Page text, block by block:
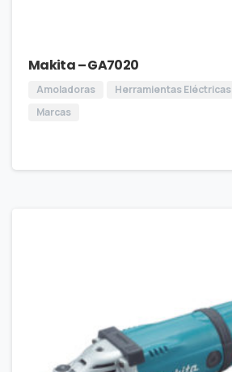
Makita – GA7020
Amoladoras Herramientas Eléctricas
Marcas